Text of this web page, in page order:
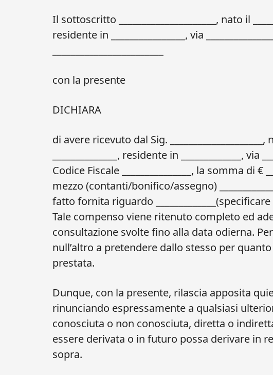
Il sottoscritto _____________________, nato il
residente in ________________, via
con la presente
DICHIARA
di avere ricevuto dal Sig. ____________________,
______________, residente in _____________, via
Codice Fiscale _______________, la somma di €
mezzo (contanti/bonifico/assegno)
fatto fornita riguardo
Tale compenso viene ritenuto completo ed
consultazione svolte fino alla data odierna.
null’altro a pretendere dallo stesso per
prestata.
Dunque, con la presente, rilascia apposita
rinunciando espressamente a qualsiasi
conosciuta o non conosciuta, diretta o
essere derivata o in futuro possa derivare in
sopra.